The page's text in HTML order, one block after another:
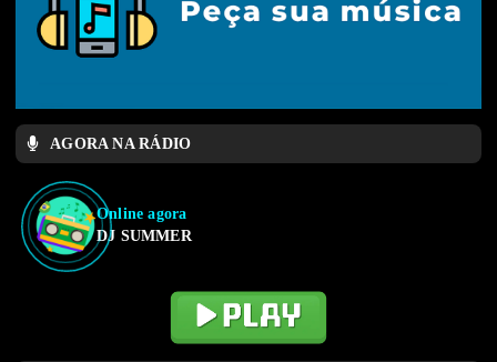
AGORA NA RÁDIO
Online agora
DJ SUMMER